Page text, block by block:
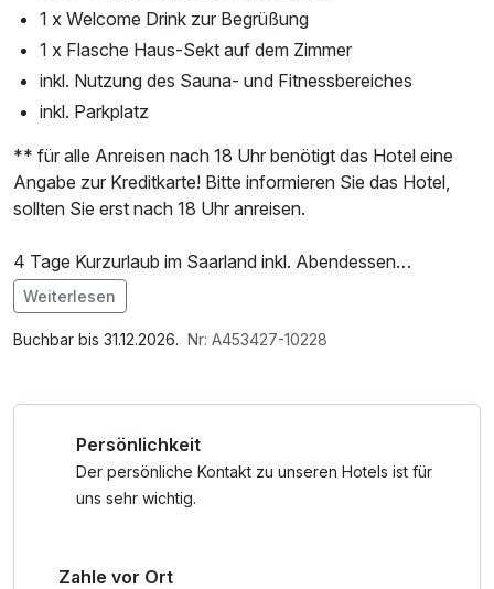
1 x Welcome Drink zur Begrüßung
1 x Flasche Haus-Sekt auf dem Zimmer
inkl. Nutzung des Sauna- und Fitnessbereiches
inkl. Parkplatz
** für alle Anreisen nach 18 Uhr benötigt das Hotel eine
Angabe zur Kreditkarte! Bitte informieren Sie das Hotel,
sollten Sie erst nach 18 Uhr anreisen.
4 Tage Kurzurlaub im Saarland inkl. Abendessen
Ein Kurzurlaub im Saarland ist die perfekte Gelegenheit,
Kultur, Natur und Kulinarik zu verbinden und den Alltag
hinter sich zu lassen. Im stilvollen Leonardo Völklingen-
Ausgangspunkt, um das UNESCO-Weltkulturerbe
Völklinger Hütte oder die berühmte Saarschleife zu
entdecken. Nach Ihren Ausflügen auf den malerischen
Erholung ein. Lassen Sie den Tag gemütlich an der Bar
Im Angebot enthalten
Saunabenutzung, Parkplatz, Nutzung des Fitnessbereichs,
Weiterlesen
Buchbar bis 31.12.2026. Nr: A453427-10228
Persönlichkeit
Der persönliche Kontakt zu unseren Hotels ist für
uns sehr wichtig.
Zahle vor Ort